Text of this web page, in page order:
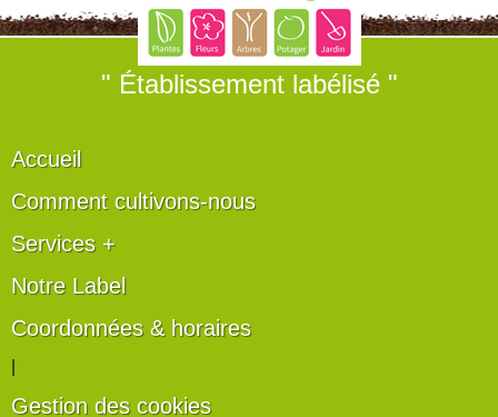
" Établissement labélisé "
Accueil
Comment cultivons-nous
Services +
Notre Label
Coordonnées & horaires
Gestion des cookies